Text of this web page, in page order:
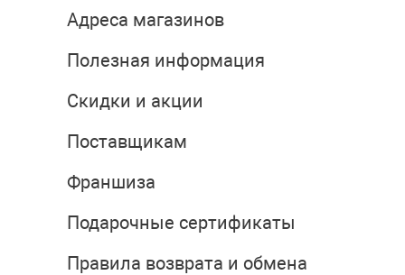
Адреса магазинов
Полезная информация
Скидки и акции
Поставщикам
Франшиза
Подарочные сертификаты
Правила возврата и обмена